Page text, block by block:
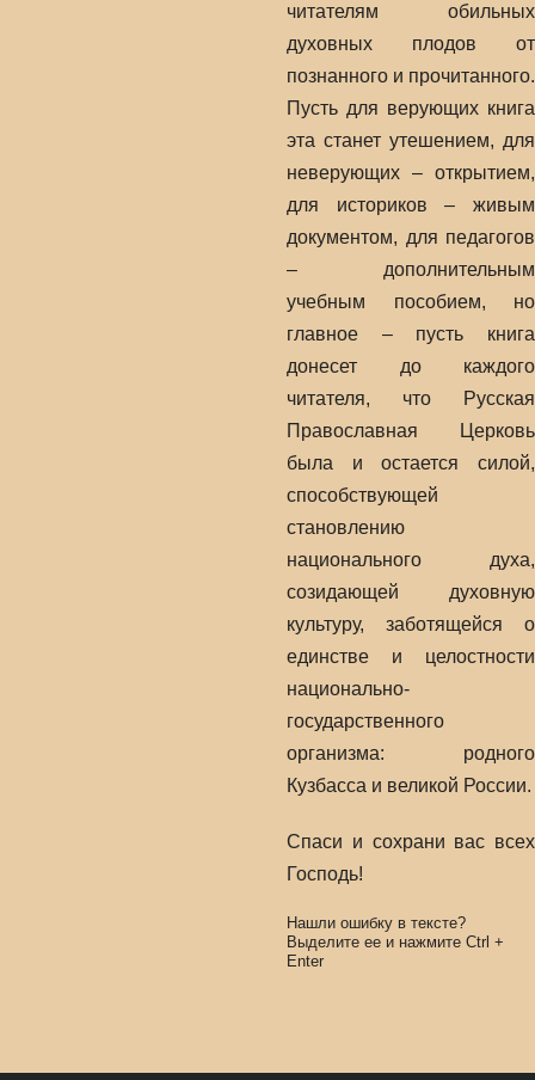
читателям обильных
духовных плодов от
познанного и прочитанного.
Пусть для верующих книга
эта станет утешением, для
неверующих – открытием,
для историков – живым
документом, для педагогов
– дополнительным
учебным пособием, но
главное – пусть книга
донесет до каждого
читателя, что Русская
Православная Церковь
была и остается силой,
способствующей
становлению
национального духа,
созидающей духовную
культуру, заботящейся о
единстве и целостности
национально-
государственного
организма: родного
Кузбасса и великой России.
Спаси и сохрани вас всех
Господь!
Нашли ошибку в тексте?
Выделите ее и нажмите Ctrl +
Enter